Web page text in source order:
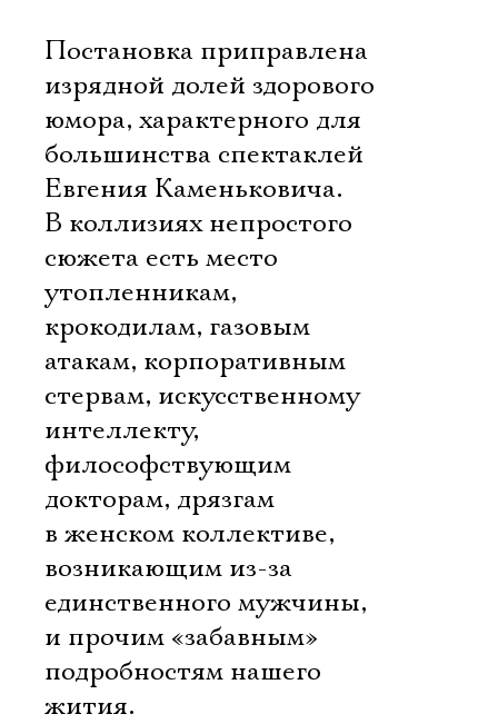
Постановка приправлена
изрядной долей здорового
юмора, характерного для
большинства спектаклей
Евгения Каменьковича.
В коллизиях непростого
сюжета есть место
утопленникам,
крокодилам, газовым
атакам, корпоративным
стервам, искусственному
интеллекту,
философствующим
докторам, дрязгам
в женском коллективе,
возникающим из-за
единственного мужчины,
и прочим «забавным»
подробностям нашего
жития.